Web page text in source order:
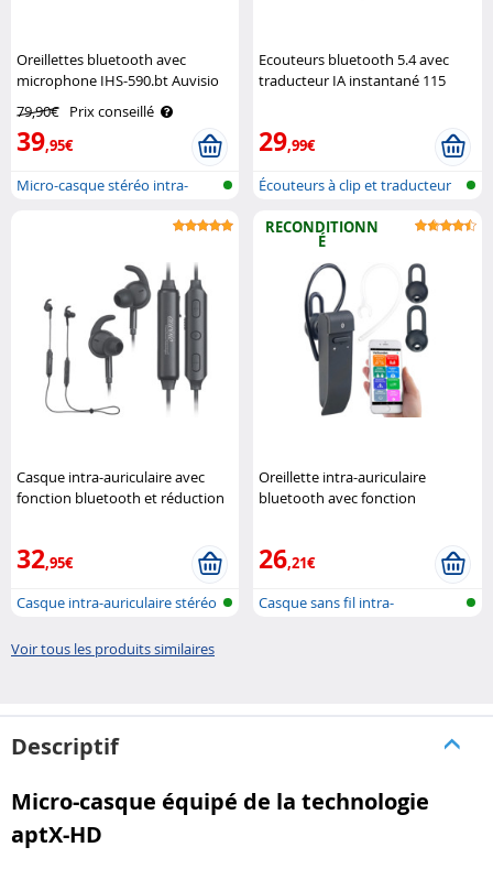
Oreillettes bluetooth avec
microphone IHS-590.bt Auvisio
79,90€ Prix conseillé
39,95€
Micro-casque stéréo intra-
Ecouteurs bluetooth 5.4 avec
traducteur IA instantané 115
29,99€
Écouteurs à clip et traducteur
Casque intra-auriculaire avec
fonction bluetooth et réduction
32,95€
Casque intra-auriculaire stéréo
RECONDITIONN
É
Oreillette intra-auriculaire
bluetooth avec fonction
26,21€
Casque sans fil intra-
Voir tous les produits similaires
Descriptif
Micro-casque équipé de la technologie
aptX-HD